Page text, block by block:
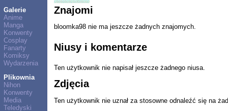
Galerie
Anime
Manga
Konwenty
Cosplay
Fanarty
Komiksy
Wydarzenia
Plikownia
Nihon
Konwenty
Media
Teledyski
Znajomi
bloomka98 nie ma jeszcze żadnych znajomych.
Niusy i komentarze
Ten użytkownik nie napisał jeszcze żadnego niusa.
Zdjęcia
Ten użytkownik nie uznał za stosowne odnaleźć się na